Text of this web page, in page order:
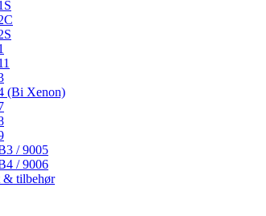
(Bi Xenon)
/ 9005
/ 9006
& tilbehør